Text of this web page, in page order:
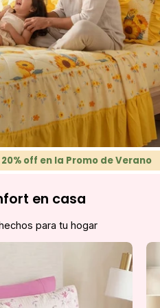
off en la Promo de Verano
en casa
para tu hogar